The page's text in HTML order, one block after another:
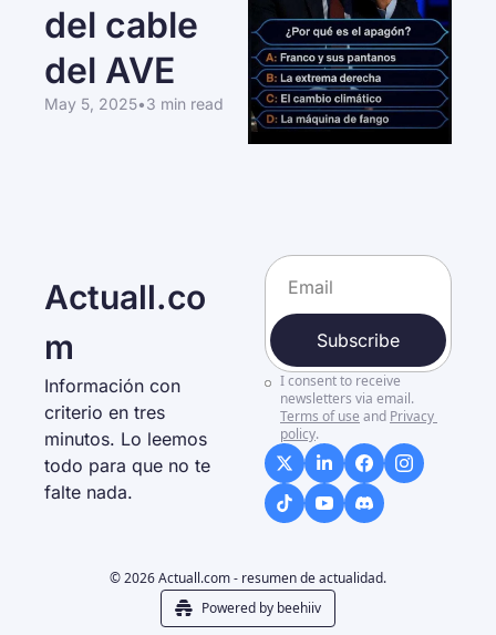
del cable
del AVE
May 5, 2025•3 min read
Actuall.co
m
Información con
criterio en tres
minutos. Lo leemos
todo para que no te
falte nada.
Subscribe
I consent to receive
newsletters via email.
Terms of use and Privacy
policy.
© 2026 Actuall.com - resumen de actualidad.
Powered by beehiiv